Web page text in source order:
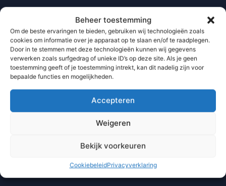
Beheer toestemming
Om de beste ervaringen te bieden, gebruiken wij technologieën zoals
cookies om informatie over je apparaat op te slaan en/of te raadplegen.
Door in te stemmen met deze technologieën kunnen wij gegevens
verwerken zoals surfgedrag of unieke ID’s op deze site. Als je geen
toestemming geeft of je toestemming intrekt, kan dit nadelig zijn voor
bepaalde functies en mogelijkheden.
Accepteren
Weigeren
Bekijk voorkeuren
CookiebeleidPrivacyverklaring